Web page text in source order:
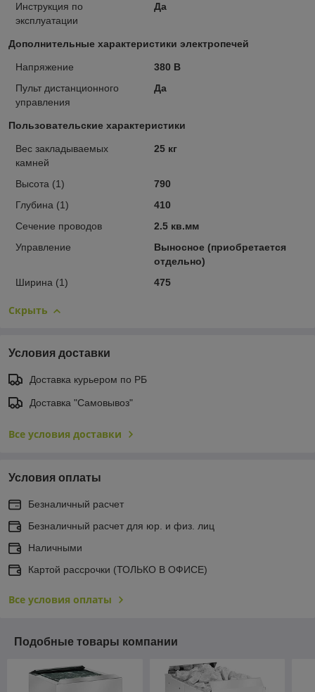
Инструкция по
эксплуатации
Да
Дополнительные характеристики электропечей
Напряжение
380 В
Пульт дистанционного
управления
Да
Пользовательские характеристики
Вес закладываемых
камней
25 кг
Высота (1)
790
Глубина (1)
410
Сечение проводов
2.5 кв.мм
Управление
Выносное (приобретается
отдельно)
Ширина (1)
475
Скрыть
Условия доставки
Доставка курьером по РБ
Доставка "Самовывоз"
Все условия доставки
Условия оплаты
Безналичный расчет
Безналичный расчет для юр. и физ. лиц
Наличными
Картой рассрочки (ТОЛЬКО В ОФИСЕ)
Все условия оплаты
Подобные товары компании